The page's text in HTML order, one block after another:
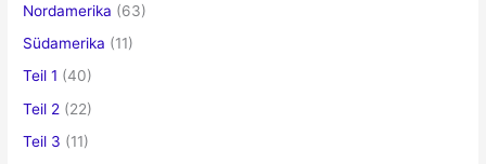
Nordamerika (63)
Südamerika (11)
Teil 1 (40)
Teil 2 (22)
Teil 3 (11)